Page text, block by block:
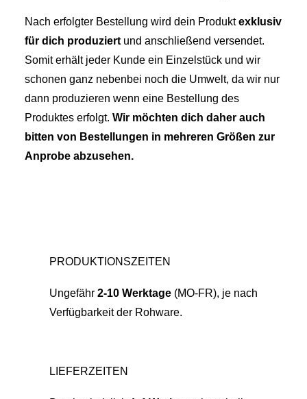
Nach erfolgter Bestellung wird dein Produktexklusiv
für dich produziert und anschließend versendet.
Somit erhält jeder Kunde ein Einzelstück und wir
schonen ganz nebenbei noch die Umwelt, da wir nur
dann produzieren wenn eine Bestellung des
Produktes erfolgt. Wir möchten dich daher auch
bitten von Bestellungen in mehreren Größen zur
Anprobe abzusehen.
PRODUKTIONSZEITEN
Ungefähr 2-10 Werktage (MO-FR), je nach
Verfügbarkeit der Rohware.
LIEFERZEITEN